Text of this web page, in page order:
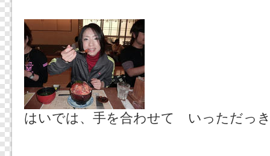
はいでは、手を合わせて いっただっ